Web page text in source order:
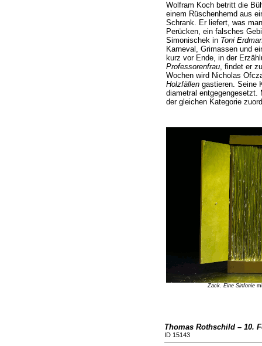
Wolfram Koch betritt die
einem Rüschenhemd aus
Schrank. Er liefert, was
Perücken, ein falsches
Simonischek in Toni
Karneval, Grimassen und
kurz vor Ende, in der
Professorenfrau, findet er
Wochen wird Nicholas
Holzfällengastieren. Seine
diametral entgegengesetzt.
der gleichen Kategorie
Zack. Eine Sinfonie
Thomas Rothschild – 10.
ID 15143